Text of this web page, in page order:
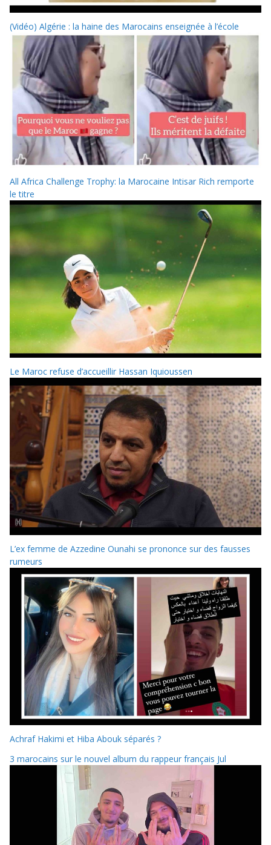
(Vidéo) Algérie : la haine des Marocains enseignée à l’école
All Africa Challenge Trophy: la Marocaine Intisar Rich remporte
le titre
Le Maroc refuse d’accueillir Hassan Iquioussen
L’ex femme de Azzedine Ounahi se prononce sur des fausses
rumeurs
Achraf Hakimi et Hiba Abouk séparés ?
3 marocains sur le nouvel album du rappeur français Jul